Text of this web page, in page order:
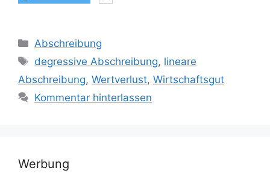
Kategorien
Abschreibung
Schlagwörter
degressive Abschreibung, lineare
Abschreibung, Wertverlust, Wirtschaftsgut
Kommentar hinterlassen
Werbung